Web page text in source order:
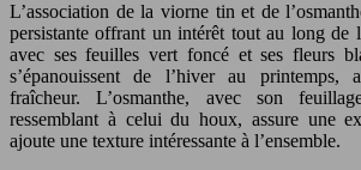
L’association de la viorne tin et de
persistante offrant un intérêt tout au long de
avec ses feuilles vert foncé et ses fleurs
s’épanouissent de l’hiver au printemps,
fraîcheur. L’osmanthe, avec son
ressemblant à celui du houx, assure une
ajoute une texture intéressante à l’ensemble.